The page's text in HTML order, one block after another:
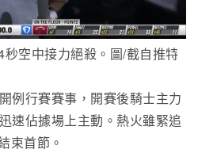
空中接力絕殺。圖/截自推特
例行賽賽事，開賽後騎士主力
速佔據場上主動。熱火雖緊追
束首節。